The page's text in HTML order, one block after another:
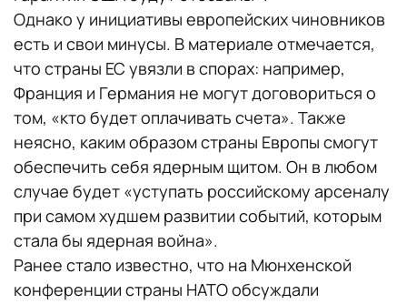
Однако у инициативы европейских чиновников
есть и свои минусы. В материале отмечается,
что страны ЕС увязли в спорах: например,
Франция и Германия не могут договориться о
том, «кто будет оплачивать счета». Также
неясно, каким образом страны Европы смогут
обеспечить себя ядерным щитом. Он в любом
случае будет «уступать российскому арсеналу
при самом худшем развитии событий, которым
стала бы ядерная война».
Ранее стало известно, что на Мюнхенской
конференции страны НАТО обсуждали